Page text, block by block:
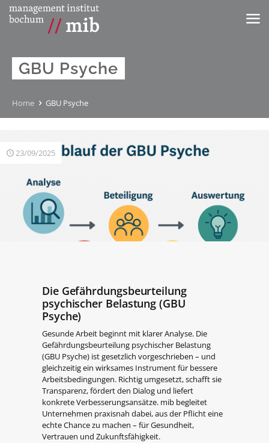
GBU Psyche
Home GBU Psyche
Die Gefährdungsbeurteilung
psychischer Belastung (GBU
Psyche)
Gesunde Arbeit beginnt mit klarer Analyse. Die
Gefährdungsbeurteilung psychischer Belastung
(GBU Psyche) ist gesetzlich vorgeschrieben – und
gleichzeitig ein wirksames Instrument für bessere
Arbeitsbedingungen. Richtig umgesetzt, schafft sie
Transparenz, fördert den Dialog und liefert
konkrete Verbesserungsansätze. mib begleitet
Unternehmen praxisnah dabei, aus der Pflicht eine
echte Chance zu machen – für Gesundheit,
Vertrauen und Zukunftsfähigkeit.
23/09/2025